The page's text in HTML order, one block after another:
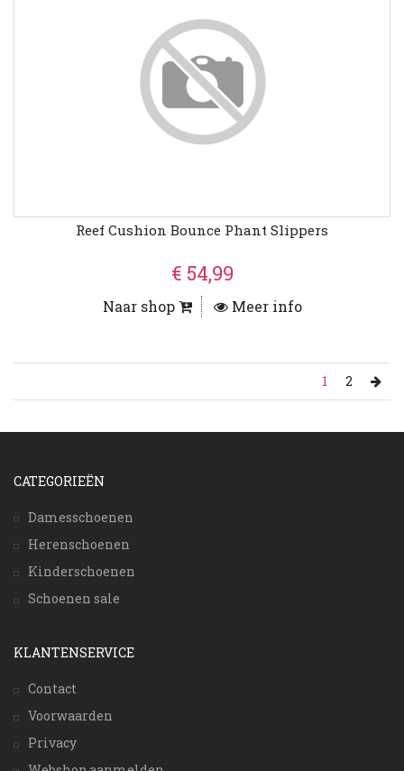
Reef Cushion Bounce Phant Slippers
€ 54,99
Naar shop Meer info
1 2
CATEGORIEËN
Damesschoenen
Herenschoenen
Kinderschoenen
Schoenen sale
KLANTENSERVICE
Contact
Voorwaarden
Privacy